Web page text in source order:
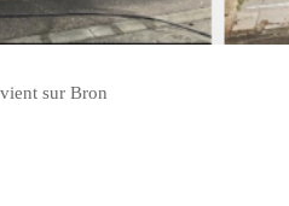
sur Bron